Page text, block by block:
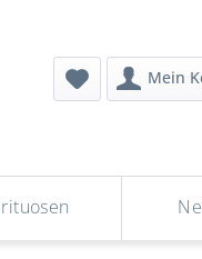
Mein